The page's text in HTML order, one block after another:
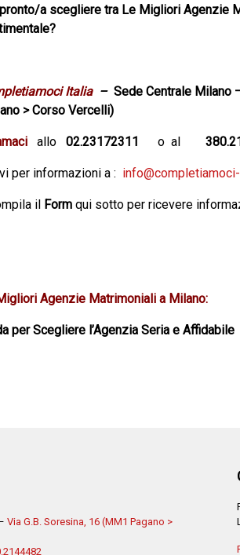
a scegliere tra Le Migliori Agenzie
Italia – Sede Centrale Milano
> Corso Vercelli)
allo 02.23172311 o al
per informazioni a :
il Form qui sotto per ricevere
Agenzie Matrimoniali a Milano:
per Scegliere l’Agenzia Seria e Affidabile
Via G.B. Soresina, 16 (MM1 Pagano >